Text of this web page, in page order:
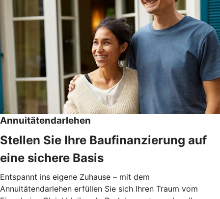
Annuitätendarlehen
Stellen Sie Ihre Baufinanzierung auf
eine sichere Basis
Entspannt ins eigene Zuhause – mit dem
Annuitätendarlehen erfüllen Sie sich Ihren Traum vom